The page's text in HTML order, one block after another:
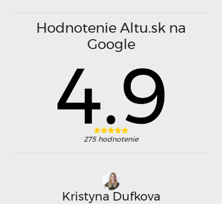
Hodnotenie Altu.sk na
Google
275 hodnotenie
Kristyna Dufkova